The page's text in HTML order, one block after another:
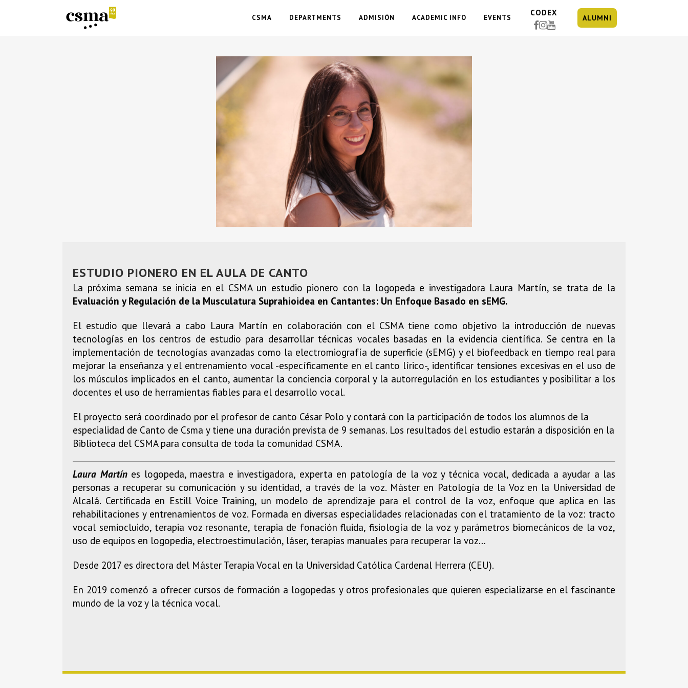
CSMA DEPARTMENTS ADMISIÓN ACADEMIC INFO EVENTS
CODEX
ALUMNI
ESTUDIO PIONERO EN EL AULA DE CANTO
La próxima semana se inicia en el CSMA un estudio pionero con la logopeda e investigadora Laura Martín, se trata de la
Evaluación y Regulación de la Musculatura Suprahioidea en Cantantes: Un Enfoque Basado en sEMG.
El estudio que llevará a cabo Laura Martín en colaboración con el CSMA tiene como objetivo la introducción de nuevas
tecnologías en los centros de estudio para desarrollar técnicas vocales basadas en la evidencia científica. Se centra en la
implementación de tecnologías avanzadas como la electromiografía de superficie (sEMG) y el biofeedback en tiempo real para
mejorar la enseñanza y el entrenamiento vocal -específicamente en el canto lírico-, identificar tensiones excesivas en el uso de
los músculos implicados en el canto, aumentar la conciencia corporal y la autorregulación en los estudiantes y posibilitar a los
docentes el uso de herramientas fiables para el desarrollo vocal.
El proyecto será coordinado por el profesor de canto César Polo y contará con la participación de todos los alumnos de la
especialidad de Canto de Csma y tiene una duración prevista de 9 semanas. Los resultados del estudio estarán a disposición en la
Biblioteca del CSMA para consulta de toda la comunidad CSMA.
Laura Martínes logopeda, maestra e investigadora, experta en patología de la voz y técnica vocal, dedicada a ayudar a las
personas a recuperar su comunicación y su identidad, a través de la voz. Máster en Patología de la Voz en la Universidad de
Alcalá. Certificada en Estill Voice Training, un modelo de aprendizaje para el control de la voz, enfoque que aplica en las
rehabilitaciones y entrenamientos de voz. Formada en diversas especialidades relacionadas con el tratamiento de la voz: tracto
vocal semiocluido, terapia voz resonante, terapia de fonación fluida, fisiología de la voz y parámetros biomecánicos de la voz,
uso de equipos en logopedia, electroestimulación, láser, terapias manuales para recuperar la voz…
Desde 2017 es directora del Máster Terapia Vocal en la Universidad Católica Cardenal Herrera (CEU).
En 2019 comenzó a ofrecer cursos de formación a logopedas y otros profesionales que quieren especializarse en el fascinante
mundo de la voz y la técnica vocal.